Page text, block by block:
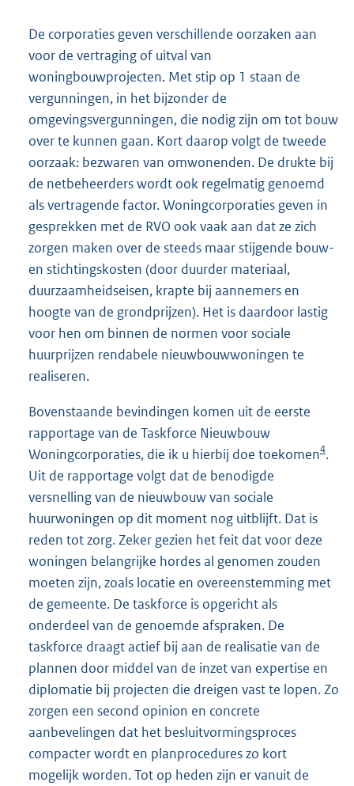
De corporaties geven verschillende oorzaken aan
voor de vertraging of uitval van
woningbouwprojecten. Met stip op 1 staan de
vergunningen, in het bijzonder de
omgevingsvergunningen, die nodig zijn om tot bouw
over te kunnen gaan. Kort daarop volgt de tweede
oorzaak: bezwaren van omwonenden. De drukte bij
de netbeheerders wordt ook regelmatig genoemd
als vertragende factor. Woningcorporaties geven in
gesprekken met de RVO ook vaak aan dat ze zich
zorgen maken over de steeds maar stijgende bouw-
en stichtingskosten (door duurder materiaal,
duurzaamheidseisen, krapte bij aannemers en
hoogte van de grondprijzen). Het is daardoor lastig
voor hen om binnen de normen voor sociale
huurprijzen rendabele nieuwbouwwoningen te
realiseren.
Bovenstaande bevindingen komen uit de eerste
rapportage van de Taskforce Nieuwbouw
Woningcorporaties, die ik u hierbij doe toekomen4.
Uit de rapportage volgt dat de benodigde
versnelling van de nieuwbouw van sociale
huurwoningen op dit moment nog uitblijft. Dat is
reden tot zorg. Zeker gezien het feit dat voor deze
woningen belangrijke hordes al genomen zouden
moeten zijn, zoals locatie en overeenstemming met
de gemeente. De taskforce is opgericht als
onderdeel van de genoemde afspraken. De
taskforce draagt actief bij aan de realisatie van de
plannen door middel van de inzet van expertise en
diplomatie bij projecten die dreigen vast te lopen. Zo
zorgen een second opinion en concrete
aanbevelingen dat het besluitvormingsproces
compacter wordt en planprocedures zo kort
mogelijk worden. Tot op heden zijn er vanuit de